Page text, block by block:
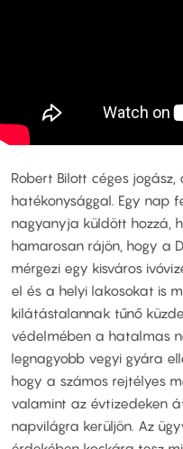
Robert Bilott céges
hatékonysággal. Egy nap
nagyanyja küldött hozzá,
hamarosan rájön, hogy a
mérgezi egy kisváros
el és a helyi lakosokat is
kilátástalannak tűnő
védelmében a hatalmas
legnagyobb vegyi gyára
hogy a számos rejtélyes
valamint az évtizedeken
napvilágra kerüljön. Az